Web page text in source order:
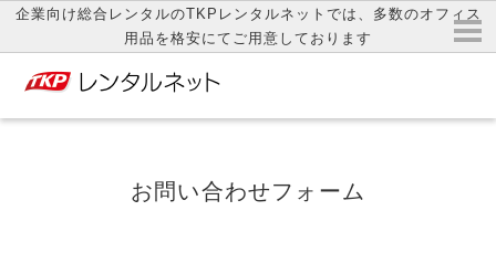
企業向け総合レンタルのTKPレンタルネットでは、多数のオフィス
用品を格安にてご用意しております
お問い合わせフォーム